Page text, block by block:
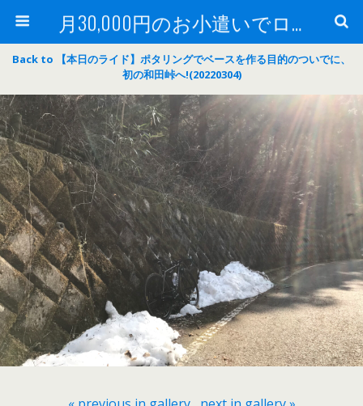
月30,000円のお小遣いでロードバイク
Back to 【本日のライド】ポタリングでベースを作る目的のついでに、
初の和田峠へ!(20220304)